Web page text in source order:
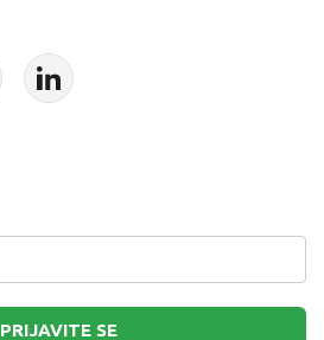
PRIJAVITE SE